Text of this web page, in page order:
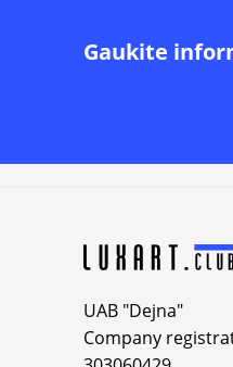
Gaukite
UAB "Dejna"
Company